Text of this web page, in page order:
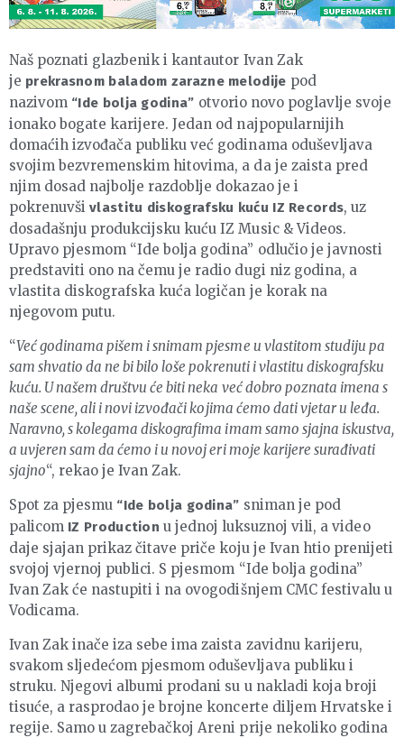
Naš poznati glazbenik i kantautor Ivan Zak
je prekrasnom baladom zarazne melodije pod
nazivom “Ide bolja godina” otvorio novo poglavlje svoje
ionako bogate karijere. Jedan od najpopularnijih
domaćih izvođača publiku već godinama oduševljava
svojim bezvremenskim hitovima, a da je zaista pred
njim dosad najbolje razdoblje dokazao je i
pokrenuvšivlastitu diskografsku kuću IZ Records, uz
dosadašnju produkcijsku kuću IZ Music & Videos.
Upravo pjesmom “Ide bolja godina” odlučio je javnosti
predstaviti ono na čemu je radio dugi niz godina, a
vlastita diskografska kuća logičan je korak na
njegovom putu.
“Već godinama pišem i snimam pjesme u vlastitom studiju pa
sam shvatio da ne bi bilo loše pokrenuti i vlastitu diskografsku
kuću. U našem društvu će biti neka već dobro poznata imena s
naše scene, ali i novi izvođači kojima ćemo dati vjetar u leđa.
Naravno, s kolegama diskografima imam samo sjajna iskustva,
a uvjeren sam da ćemo i u novoj eri moje karijere surađivati
sjajno“, rekao je Ivan Zak.
Spot za pjesmu “Ide bolja godina” sniman je pod
palicom IZ Production u jednoj luksuznoj vili, a video
daje sjajan prikaz čitave priče koju je Ivan htio prenijeti
svojoj vjernoj publici. S pjesmom “Ide bolja godina”
Ivan Zak će nastupiti i na ovogodišnjem CMC festivalu u
Vodicama.
Ivan Zak inače iza sebe ima zaista zavidnu karijeru,
svakom sljedećom pjesmom oduševljava publiku i
struku. Njegovi albumi prodani su u nakladi koja broji
tisuće, a rasprodao je brojne koncerte diljem Hrvatske i
regije. Samo u zagrebačkoj Areni prije nekoliko godina